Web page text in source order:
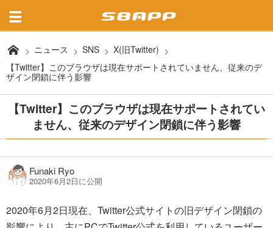
ニュース SNS
X(旧Twitter)
【Twitter】このブラウザは現在サポートされていません、従来のデ
ザイン閉鎖に伴う影響
【Twitter】このブラウザは現在サポートされてい
ません、従来のデザイン閉鎖に伴う影響
Funaki Ryo
2020年6月2日に公開
2020年6月2日現在、Twitter公式サイトの旧デザイン閉鎖の